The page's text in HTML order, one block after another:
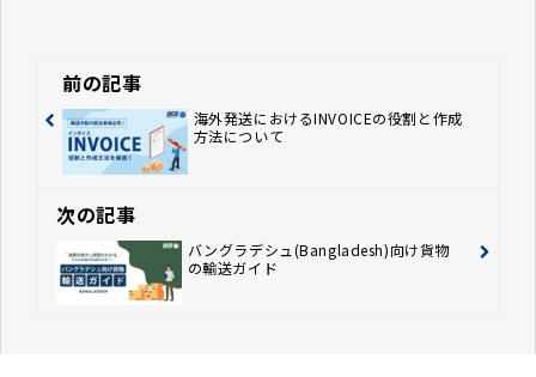
前の記事
海外発送におけるINVOICEの役割と作成
方法について
次の記事
バングラデシュ(Bangladesh)向け貨物
の輸送ガイド